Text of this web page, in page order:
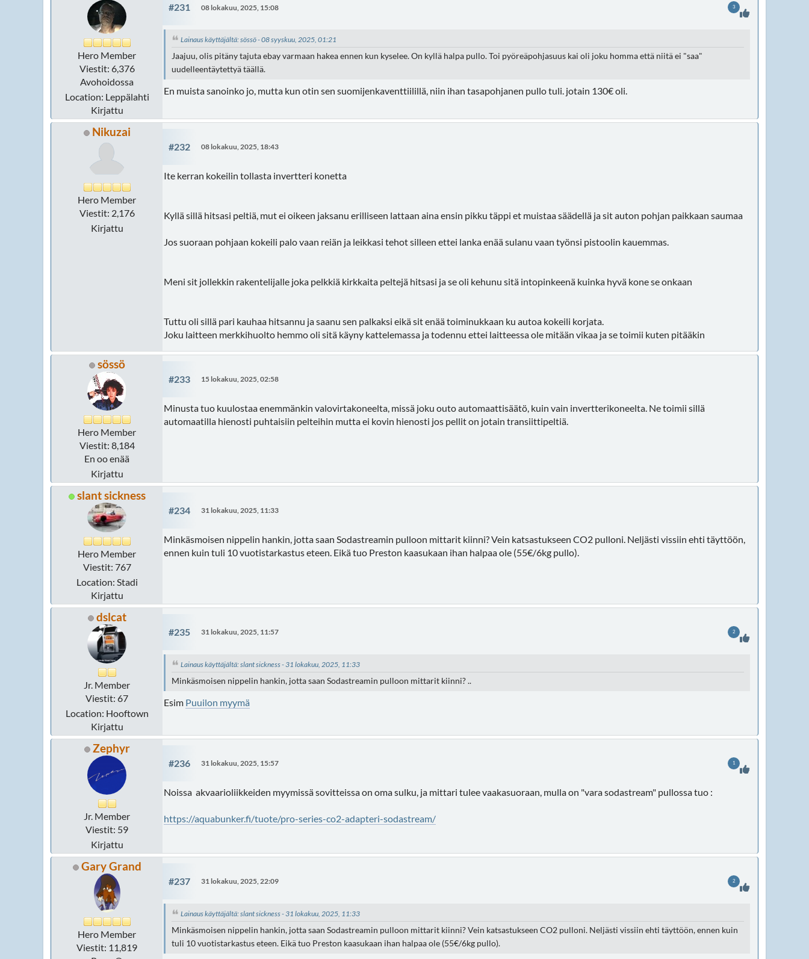
Hero Member
Viestit: 6,376
Avohoidossa
Location: Leppälahti
Kirjattu
#231 08 lokakuu, 2025, 15:08
Lainaus käyttäjältä: sössö - 08 syyskuu, 2025, 01:21
Jaajuu, olis pitäny tajuta ebay varmaan hakea ennen kun kyselee. On kyllä halpa pullo. Toi pyöreäpohjasuus kai oli joku homma että niitä ei "saa"
uudelleentäytettyä täällä.
En muista sanoinko jo, mutta kun otin sen suomijenkaventtiilillä, niin ihan tasapohjanen pullo tuli. jotain 130€ oli.
3
Nikuzai
Hero Member
Viestit: 2,176
Kirjattu
#232 08 lokakuu, 2025, 18:43
Ite kerran kokeilin tollasta invertteri konetta
Kyllä sillä hitsasi peltiä, mut ei oikeen jaksanu erilliseen lattaan aina ensin pikku täppi et muistaa säädellä ja sit auton pohjan paikkaan saumaa
Jos suoraan pohjaan kokeili palo vaan reiän ja leikkasi tehot silleen ettei lanka enää sulanu vaan työnsi pistoolin kauemmas.
Meni sit jollekkin rakentelijalle joka pelkkiä kirkkaita peltejä hitsasi ja se oli kehunu sitä intopinkeenä kuinka hyvä kone se onkaan
Tuttu oli sillä pari kauhaa hitsannu ja saanu sen palkaksi eikä sit enää toiminukkaan ku autoa kokeili korjata.
Joku laitteen merkkihuolto hemmo oli sitä käyny kattelemassa ja todennu ettei laitteessa ole mitään vikaa ja se toimii kuten pitääkin
sössö
Hero Member
Viestit: 8,184
En oo enää
Kirjattu
#233 15 lokakuu, 2025, 02:58
Minusta tuo kuulostaa enemmänkin valovirtakoneelta, missä joku outo automaattisäätö, kuin vain invertterikoneelta. Ne toimii sillä
automaatilla hienosti puhtaisiin pelteihin mutta ei kovin hienosti jos pellit on jotain transiittipeltiä.
slant sickness
Hero Member
Viestit: 767
Location: Stadi
Kirjattu
#234 31 lokakuu, 2025, 11:33
Minkäsmoisen nippelin hankin, jotta saan Sodastreamin pulloon mittarit kiinni? Vein katsastukseen CO2 pulloni. Neljästi vissiin ehti täyttöön,
ennen kuin tuli 10 vuotistarkastus eteen. Eikä tuo Preston kaasukaan ihan halpaa ole (55€/6kg pullo).
dslcat
Jr. Member
Viestit: 67
Location: Hooftown
Kirjattu
#235 31 lokakuu, 2025, 11:57
Lainaus käyttäjältä: slant sickness - 31 lokakuu, 2025, 11:33
Minkäsmoisen nippelin hankin, jotta saan Sodastreamin pulloon mittarit kiinni? ..
Esim Puuilon myymä
2
Zephyr
Jr. Member
Viestit: 59
Kirjattu
#236 31 lokakuu, 2025, 15:57
Noissa akvaarioliikkeiden myymissä sovitteissa on oma sulku, ja mittari tulee vaakasuoraan, mulla on "vara sodastream" pullossa tuo :
https://aquabunker.fi/tuote/pro-series-co2-adapteri-sodastream/
1
Gary Grand
Hero Member
Viestit: 11,819
#237 31 lokakuu, 2025, 22:09
Lainaus käyttäjältä: slant sickness - 31 lokakuu, 2025, 11:33
Minkäsmoisen nippelin hankin, jotta saan Sodastreamin pulloon mittarit kiinni? Vein katsastukseen CO2 pulloni. Neljästi vissiin ehti täyttöön, ennen kuin
tuli 10 vuotistarkastus eteen. Eikä tuo Preston kaasukaan ihan halpaa ole (55€/6kg pullo).
2